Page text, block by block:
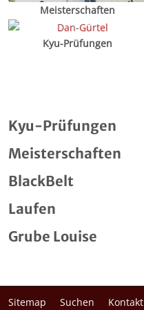
Meisterschaften
Kyu-Prüfungen
Kyu-Prüfungen
Meisterschaften
BlackBelt
Laufen
Grube Louise
Sitemap Suchen Kontakt